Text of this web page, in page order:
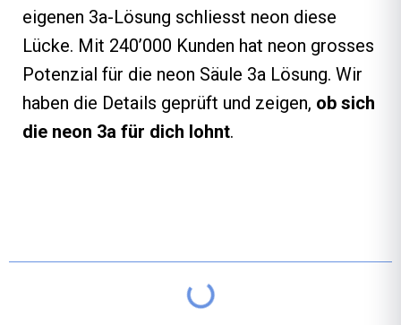
eigenen 3a-Lösung schliesst neon diese
Lücke. Mit 240’000 Kunden hat neon grosses
Potenzial für die neon Säule 3a Lösung. Wir
haben die Details geprüft und zeigen, ob sich
die neon 3a für dich lohnt.